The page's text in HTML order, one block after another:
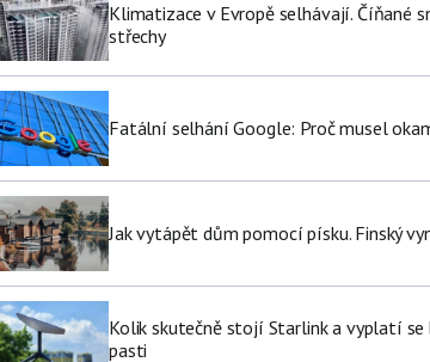
Klimatizace v Evropě selhávají.
střechy
Fatální selhání Google: Proč musel
Jak vytápět dům pomocí písku. Finský
Kolik skutečně stojí Starlink a vyplatí se
pasti